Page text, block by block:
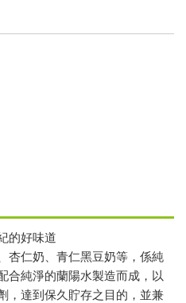
的好味道
杏仁奶、青仁黑豆奶等，係純
合純淨的蘭陽水製造而成，以
，達到保久貯存之目的，並兼